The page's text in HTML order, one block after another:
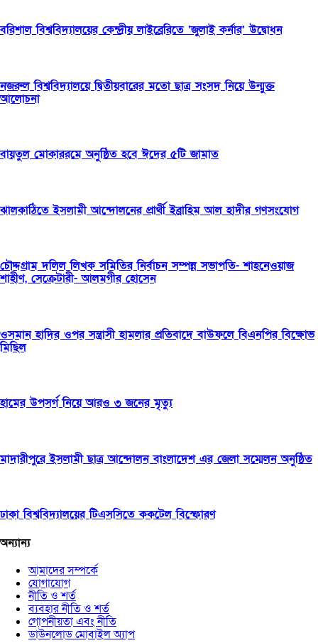
বরিশাল বিশ্ববিদ্যালয়ের কেন্দ্রীয় লাইব্রেরিতে ‘জুলাই কর্নার’ উদ্বোধন
নজরুল বিশ্ববিদ্যালয়ে দ্বিতীয়বারের মতো ছাত্র সংসদ নিয়ে উন্মুক্ত
আলোচনা
বায়তুল মোকাররমে অনুষ্ঠিত হবে ঈদের ৫টি জামাত
ঝালকাঠিতে ইসলামী আন্দোলনের প্রার্থী ইব্রাহিম আল হাদীর গণসংযোগ
চৌদ্দগ্রাম দলিল লিখক সমিতির নির্বাচন সম্পন্ন সভাপতি- শাহনেওয়াজ
শাহীণ, সেক্রেটারী- আলমগীর হোসেন
ওসমান হাদির ওপর সন্ত্রাসী হামলার প্রতিবাদে বাউফলে বিএনপির বিক্ষোভ
মিছিল
হামের উপসর্গ নিয়ে আরও ৩ জনের মৃত্যু
মাদারীপুরে ইসলামী ছাত্র আন্দোলন বাংলাদেশ এর জেলা সম্মেলন অনুষ্ঠিত
ঢাকা বিশ্ববিদ্যালয়ের টিএসসিতে ককটেল বিস্ফোরণ
অন্যান্য
আমাদের সম্পর্কে
যোগাযোগ
নীতি ও শর্ত
ব্যবহার নীতি ও শর্ত
গোপনীয়তা এবং নীতি
ডাউনলোড মোবাইল অ্যাপ